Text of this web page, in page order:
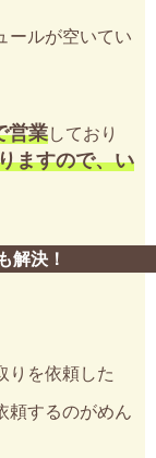
ールが空いてい
営業しており
ますので、い
解決！
りを依頼した
頼するのがめん